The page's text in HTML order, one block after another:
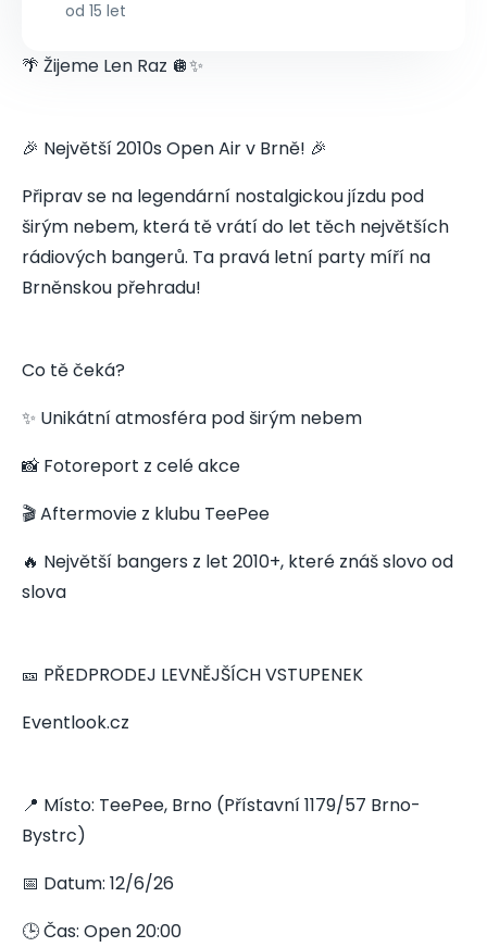
od 15 let
🌴 Žijeme Len Raz 🪩✨
🎉 Největší 2010s Open Air v Brně! 🎉
Připrav se na legendární nostalgickou jízdu pod
širým nebem, která tě vrátí do let těch největších
rádiových bangerů. Ta pravá letní party míří na
Brněnskou přehradu!
Co tě čeká?
✨ Unikátní atmosféra pod širým nebem
📸 Fotoreport z celé akce
🎬 Aftermovie z klubu TeePee
🔥 Největší bangers z let 2010+, které znáš slovo od
slova
🎫 PŘEDPRODEJ LEVNĚJŠÍCH VSTUPENEK
Eventlook.cz
📍 Místo: TeePee, Brno (Přístavní 1179/57 Brno-
Bystrc)
📅 Datum: 12/6/26
🕒 Čas: Open 20:00